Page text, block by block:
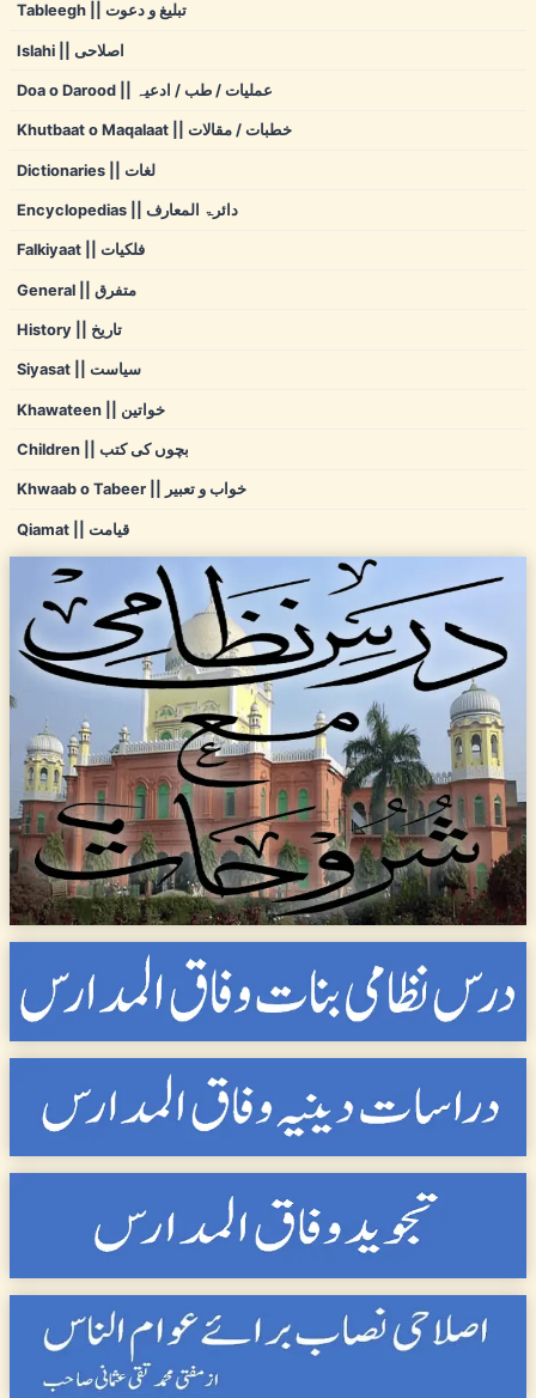
Tableegh || تبلیغ و دعوت
Islahi || اصلاحی
Doa o Darood || عملیات / طب / ادعیہ
Khutbaat o Maqalaat || خطبات / مقالات
Dictionaries || لغات
Encyclopedias || دائرۃ المعارف
Falkiyaat || فلکیات
General || متفرق
History || تاریخ
Siyasat || سیاست
Khawateen || خواتین
Children || بچوں کی کتب
Khwaab o Tabeer || خواب و تعبیر
Qiamat || قیامت